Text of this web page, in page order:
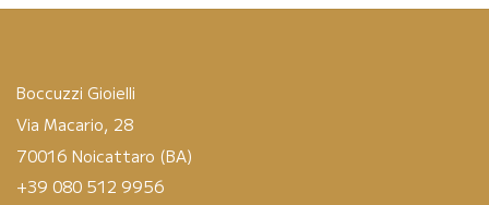
Boccuzzi Gioielli
Via Macario, 28
70016 Noicattaro (BA)
+39 080 512 9956